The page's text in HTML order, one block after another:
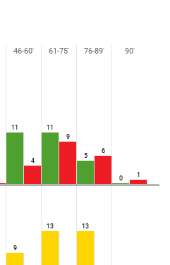
11
4
11
9
5
6
0 1
9
13 13
46-60' 61-75' 76-89' 90'